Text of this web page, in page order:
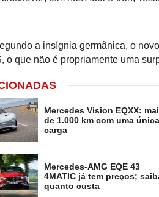
a insígnia germânica, o
o que não é propriamente uma
Mercedes Vision EQXX:
de 1.000 km com uma única
carga
Mercedes-AMG EQE 43
4MATIC já tem preços;
quanto custa